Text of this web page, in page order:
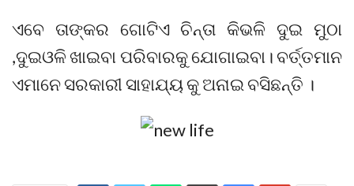
ଏବେ ତାଙ୍କର ଗୋଟିଏ ଚିନ୍ତା କିଭଳି ଦୁଇ ମୁଠା
,ଦୁଇଓଳି ଖାଇବା ପରିବାରକୁ ଯୋଗାଇବା। ବର୍ତ୍ତମାନ
ଏମାନେ ସରକାରୀ ସାହାଯ୍ୟ କୁ ଅନାଇ ବସିଛନ୍ତି ।